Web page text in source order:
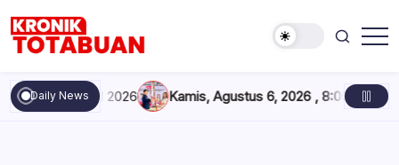
content
Totabuan
hari
ini
Kronik
Daily News
I 2026 Kamis, Agustus 6, 2026 , 8:05 PMKonferkab